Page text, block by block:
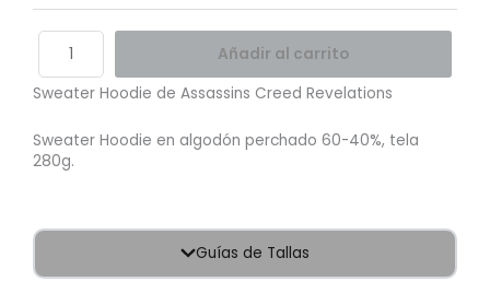
Añadir al carrito
Sweater Hoodie de Assassins Creed Revelations
Sweater Hoodie en algodón perchado 60-40%, tela
280g.
Guías de Tallas